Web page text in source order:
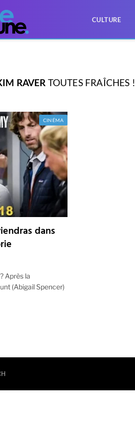
CULTURE
RAVER TOUTES FRAÎCHES !
CINÉMA
dans
Après la
(Abigail Spencer)